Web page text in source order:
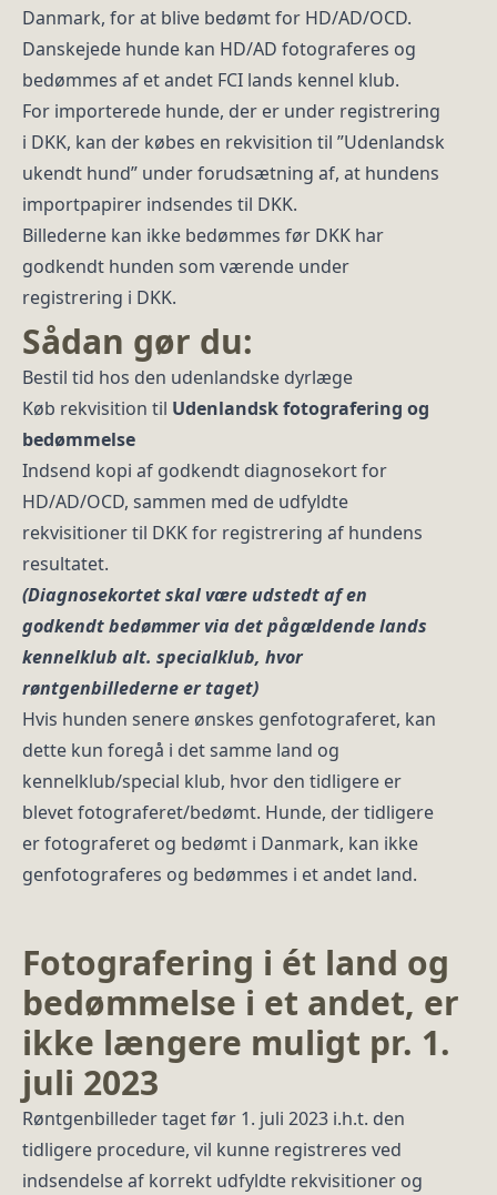
Danmark, for at blive bedømt for HD/AD/OCD.
Danskejede hunde kan HD/AD fotograferes og
bedømmes af et andet FCI lands kennel klub.
For importerede hunde, der er under registrering
i DKK, kan der købes en rekvisition til ”Udenlandsk
ukendt hund” under forudsætning af, at hundens
importpapirer indsendes til DKK.
Billederne kan ikke bedømmes før DKK har
godkendt hunden som værende under
registrering i DKK.
Sådan gør du:
Bestil tid hos den udenlandske dyrlæge
Køb rekvisition til Udenlandsk fotografering og
bedømmelse
Indsend kopi af godkendt diagnosekort for
HD/AD/OCD, sammen med de udfyldte
rekvisitioner til DKK for registrering af hundens
resultatet.
(Diagnosekortet skal være udstedt af en
godkendt bedømmer via det pågældende lands
kennelklub alt. specialklub, hvor
røntgenbillederne er taget)
Hvis hunden senere ønskes genfotograferet, kan
dette kun foregå i det samme land og
kennelklub/special klub, hvor den tidligere er
blevet fotograferet/bedømt. Hunde, der tidligere
er fotograferet og bedømt i Danmark, kan ikke
genfotograferes og bedømmes i et andet land.
Fotografering i ét land og
bedømmelse i et andet, er
ikke længere muligt pr. 1.
juli 2023
Røntgenbilleder taget før 1. juli 2023 i.h.t. den
tidligere procedure, vil kunne registreres ved
indsendelse af korrekt udfyldte rekvisitioner og